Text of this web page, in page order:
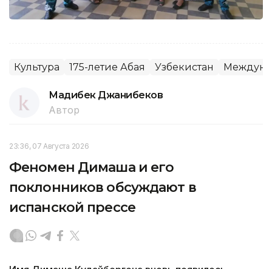
Культура 175-летие Абая Узбекистан
Мадибек Джанибеков
Автор
23:36, 07 Августа 2026
Феномен Димаша и его
поклонников обсуждают в
испанской прессе